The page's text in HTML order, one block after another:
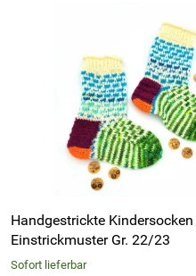
Handgestrickte
Einstrickmuster Gr. 22/23
Sofort lieferbar